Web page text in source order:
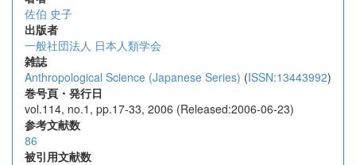
佐伯 史子
出版者
一般社団法人 日本人類学会
雑誌
Anthropological Science (Japanese Series) (ISSN:13443992)
巻号頁・発行日
vol.114, no.1, pp.17-33, 2006 (Released:2006-06-23)
参考文献数
86
被引用文献数